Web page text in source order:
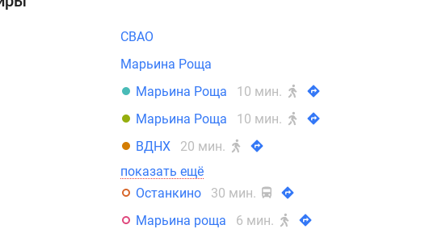
СВАО
Марьина Роща
Марьина Роща
10 мин.
Марьина Роща
10 мин.
ВДНХ
20 мин.
показать ещё
Останкино
30 мин.
Марьина роща
6 мин.